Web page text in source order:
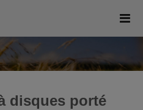
disques porté